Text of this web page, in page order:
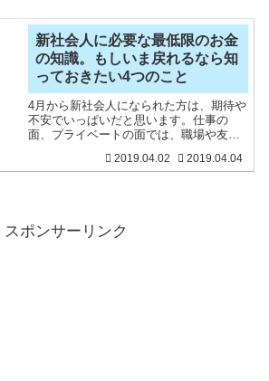
新社会人に必要な最低限のお金
の知識。もしいま戻れるなら知
っておきたい4つのこと
4月から新社会人になられた方は、期待や
不安でいっぱいだと思います。仕事の
面、プライベートの面では、職場や友人
大事な「お金」のことはなかなか学ぶ機
2019.04.02 2019.04.04
スポンサーリンク